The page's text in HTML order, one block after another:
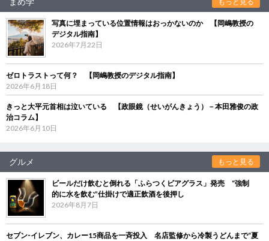
写真に埋まっている位置情報はおっかないのか 【岡嶋教授の
デジタル指南】
2026年7月22日
ゼロトラストって何？ 【岡嶋教授のデジタル指南】
2026年6月18日
きっと大平元首相は泣いている 【政眼鏡（せいがんきょう）－本田雅俊の政
治コラム】
2026年6月10日
グルメ もっと見る
ビールだけ飲むと倒れる「ふらつくビアグラス」発売 “強制
的に水を飲む”仕掛けで適正飲酒を後押し
2026年8月7日
セブン‐イレブン、カレー15商品を一斉投入 名店監修から冷製うどんまで“夏